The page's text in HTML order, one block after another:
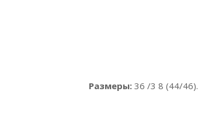
Размеры: 36 /3 8 (44/46).